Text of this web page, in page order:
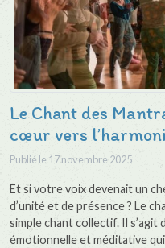
Le Chant des
cœur vers
Publié le 17 novembre 2025
Et si votre voix devenait un
d’unité et de présence ? Le
simple chant collectif. Il s’agit
émotionnelle et méditative